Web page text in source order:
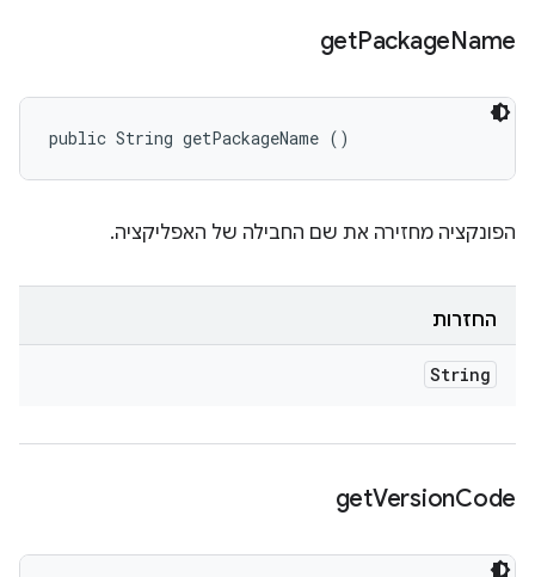
getPackageName
public String getPackageName ()
הפונקציה מחזירה את שם החבילה של האפליקציה.
החזרות
String
getVersionCode